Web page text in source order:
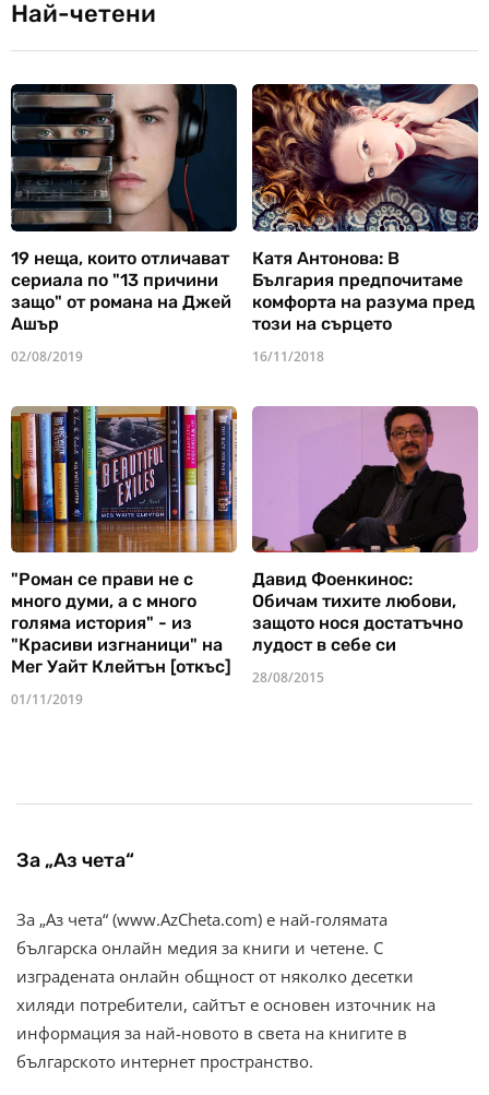
Най-четени
19 неща, които отличават
сериала по "13 причини
защо" от романа на Джей
Ашър
02/08/2019
Катя Антонова: В
България предпочитаме
комфорта на разума пред
този на сърцето
16/11/2018
"Роман се прави не с
много думи, а с много
голяма история" - из
"Красиви изгнаници" на
Мег Уайт Клейтън [откъс]
01/11/2019
Давид Фоенкинос:
Обичам тихите любови,
защото нося достатъчно
лудост в себе си
28/08/2015
За „Аз чета“
За „Аз чета“ (www.AzCheta.com) е най-голямата
българска онлайн медия за книги и четене. С
изградената онлайн общност от няколко десетки
хиляди потребители, сайтът е основен източник на
информация за най-новото в света на книгите в
българското интернет пространство.